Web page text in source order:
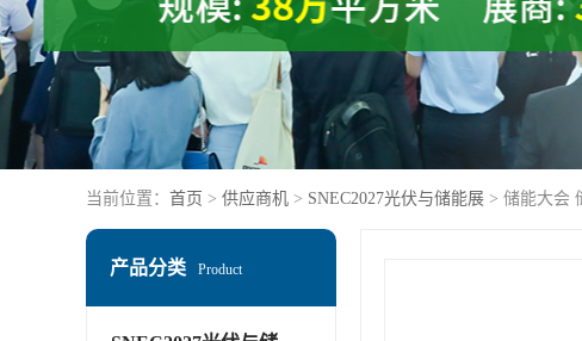
当前位置： 首页 > 供应商机 > SNEC2027光伏与储能展 > 储能大会
产品分类 Product